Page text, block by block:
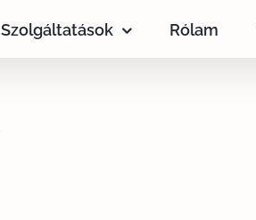
Szolgáltatások Rólam